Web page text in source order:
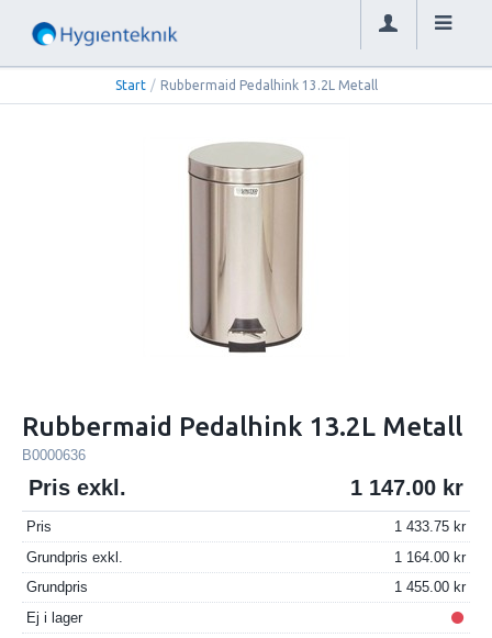
Start / Rubbermaid Pedalhink 13.2L Metall
Rubbermaid Pedalhink 13.2L Metall
B0000636
Pris exkl. 1 147.00
Pris
1 433.75
Grundpris exkl.
1 164.00
Grundpris
1 455.00
Ej i lager